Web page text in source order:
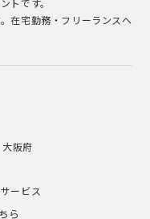
在宅勤務・フリーランスへ
大阪府
ービス
ら